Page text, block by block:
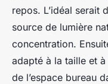
repos. L’idéal serait
source de lumière
concentration.
adapté à la taille et à
de l’espace bureau